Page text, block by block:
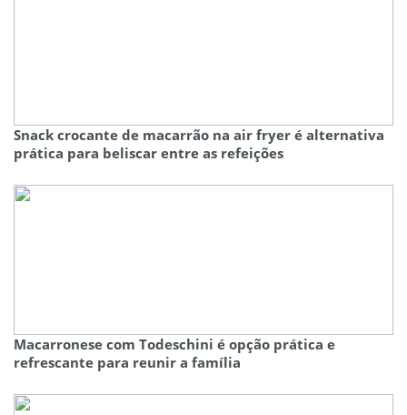
Snack crocante de macarrão na air fryer é alternativa
prática para beliscar entre as refeições
Macarronese com Todeschini é opção prática e
refrescante para reunir a família